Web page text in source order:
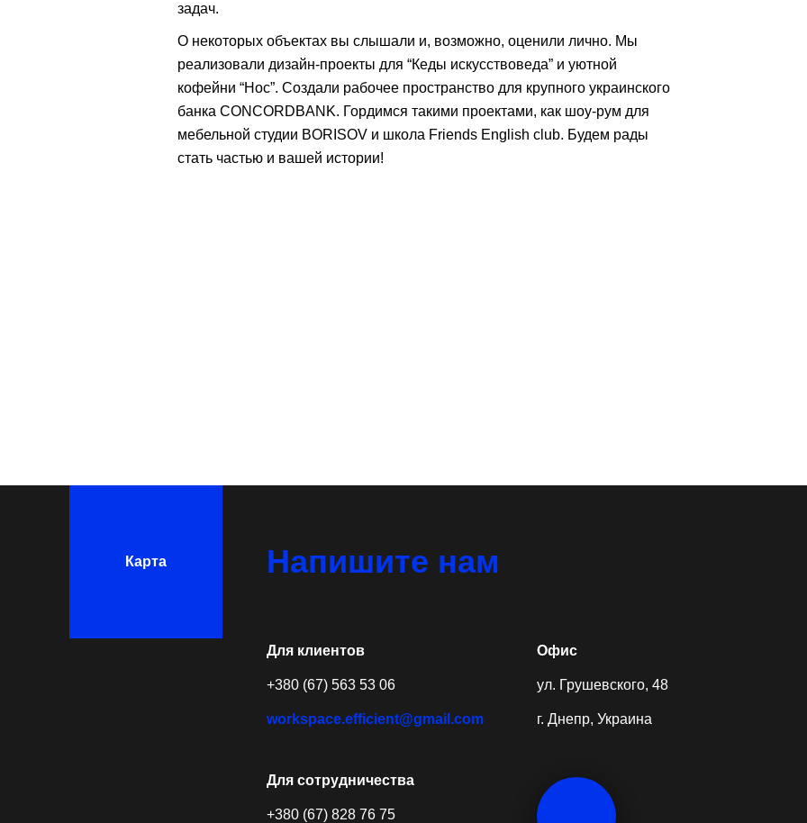
задач.
О некоторых объектах вы слышали и, возможно, оценили лично. Мы
реализовали дизайн-проекты для “Кеды искусствоведа” и уютной
кофейни “Нос”. Создали рабочее пространство для крупного украинского
банка CONCORDBANK. Гордимся такими проектами, как шоу-рум для
мебельной студии BORISOV и школа Friends English club. Будем рады
стать частью и вашей истории!
Карта Напишите нам
Для клиентов
+380 (67) 563 53 06
workspace.efficient@gmail.com
Для сотрудничества
+380 (67) 828 76 75
Офис
ул. Грушевского, 48
г. Днепр, Украина